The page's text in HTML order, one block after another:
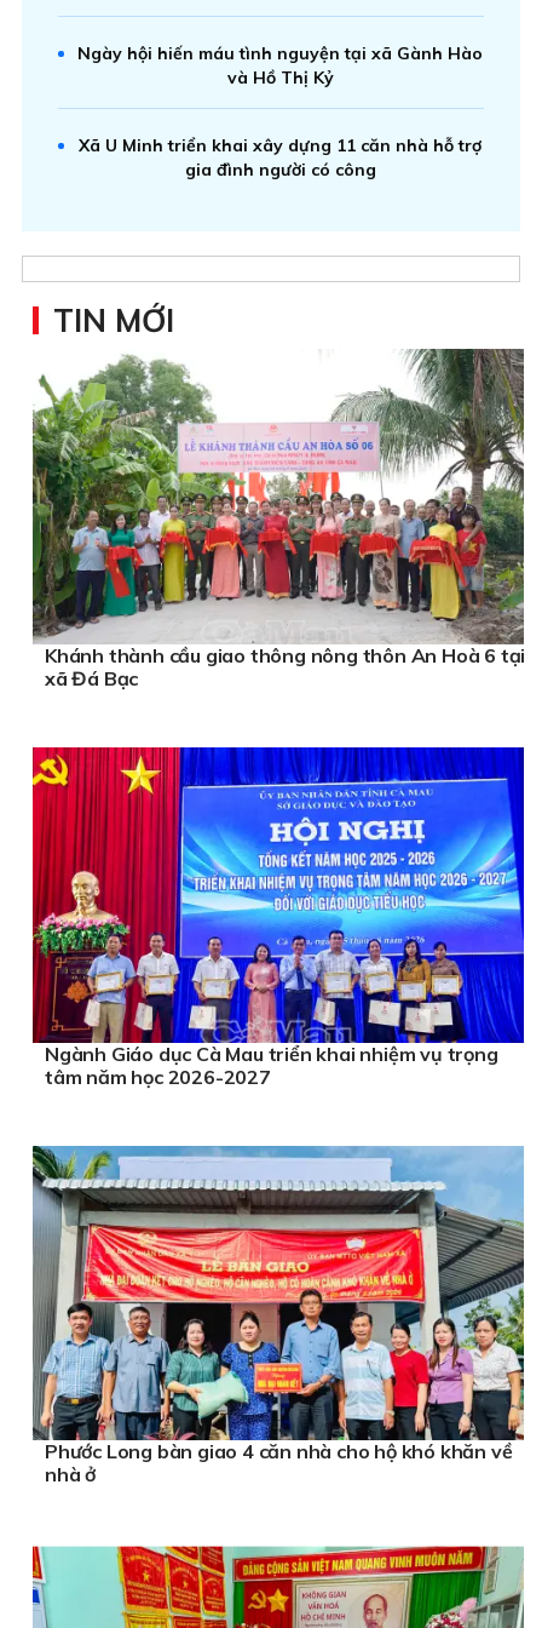
Ngày hội hiến máu tình nguyện tại xã Gành Hào
và Hồ Thị Kỷ
Xã U Minh triển khai xây dựng 11 căn nhà hỗ trợ
gia đình người có công
TIN MỚI
Khánh thành cầu giao thông nông thôn An Hoà 6 tại
xã Đá Bạc
Ngành Giáo dục Cà Mau triển khai nhiệm vụ trọng
tâm năm học 2026-2027
Phước Long bàn giao 4 căn nhà cho hộ khó khăn về
nhà ở